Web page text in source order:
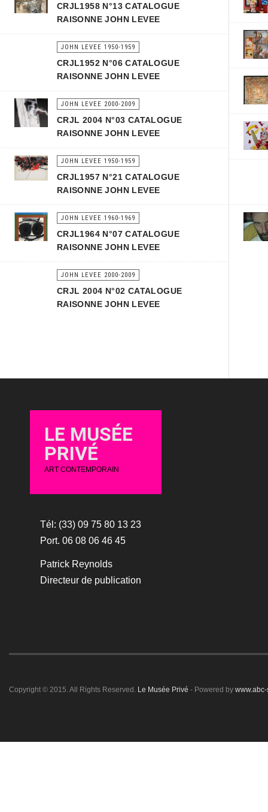
CRJL1958 N°13 CATALOGUE
RAISONNE JOHN LEVEE
JOHN LEVEE 1950-1959
CRJL1952 N°06 CATALOGUE
RAISONNE JOHN LEVEE
JOHN LEVEE 2000-2009
CRJL 2004 N°03 CATALOGUE
RAISONNE JOHN LEVEE
JOHN LEVEE 1950-1959
CRJL1957 N°21 CATALOGUE
RAISONNE JOHN LEVEE
JOHN LEVEE 1960-1969
CRJL1964 N°07 CATALOGUE
RAISONNE JOHN LEVEE
JOHN LEVEE 2000-2009
CRJL 2004 N°02 CATALOGUE
RAISONNE JOHN LEVEE
LE MUSÉE
PRIVÉ
ART CONTEMPORAIN
Tél: (33) 09 75 80 13 23
Port. 06 08 06 46 45
Patrick Reynolds
Directeur de publication
Copyright © 2015. All Rights Reserved. Le Musée Privé - Powered by